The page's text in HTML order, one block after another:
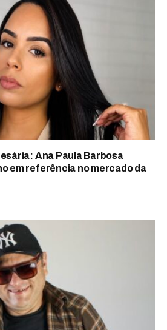
Ana Paula Barbosa
em referência no mercado da